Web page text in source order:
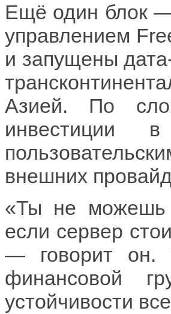
Ещё один блок —
управлением
и запущены
Азией. По
внешних
«Ты не можешь
если сервер
— говорит он.
финансовой
устойчивости